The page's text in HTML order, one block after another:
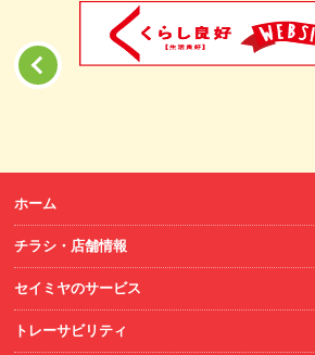
ホーム
チラシ・店舗情報
セイミヤのサービス
トレーサビリティ